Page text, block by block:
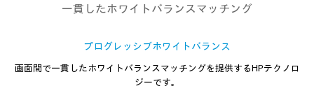
一貫したホワイトバランスマッチング
プログレッシブホワイトバランス
画面間で一貫したホワイトバランスマッチングを提供するHPテクノロ
ジーです。